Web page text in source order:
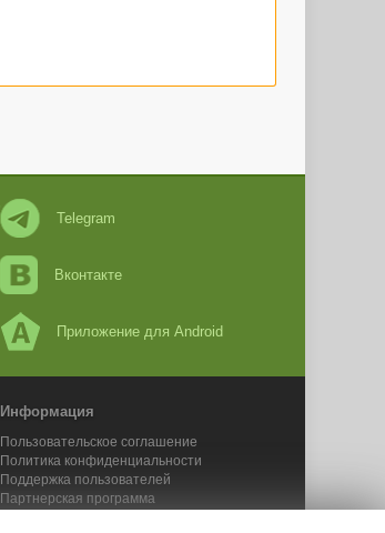
Telegram
Вконтакте
Приложение для Android
Информация
Пользовательское соглашение
Политика конфиденциальности
Поддержка пользователей
Партнерская программа